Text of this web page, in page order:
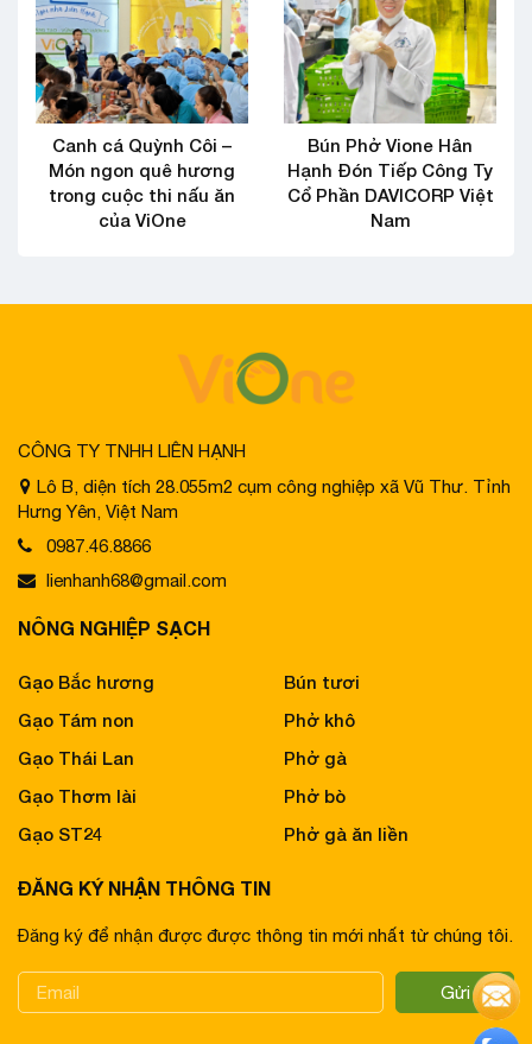
Canh cá Quỳnh Côi –
Món ngon quê hương
trong cuộc thi nấu ăn
của ViOne
Bún Phở Vione Hân
Hạnh Đón Tiếp Công Ty
Cổ Phần DAVICORP Việt
Nam
CÔNG TY TNHH LIÊN HẠNH
Lô B, diện tích 28.055m2 cụm công nghiệp xã Vũ Thư. Tỉnh
Hưng Yên, Việt Nam
0987.46.8866
lienhanh68@gmail.com
NÔNG NGHIỆP SẠCH
Gạo Bắc hương
Gạo Tám non
Gạo Thái Lan
Gạo Thơm lài
Gạo ST24
Bún tươi
Phở khô
Phở gà
Phở bò
Phở gà ăn liền
ĐĂNG KÝ NHẬN THÔNG TIN
Đăng ký để nhận được được thông tin mới nhất từ chúng tôi.